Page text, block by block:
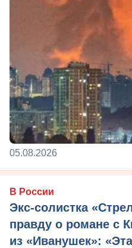
05.08.2026
В России
Экс-солистка
правду о романе с
из «Иванушек»: